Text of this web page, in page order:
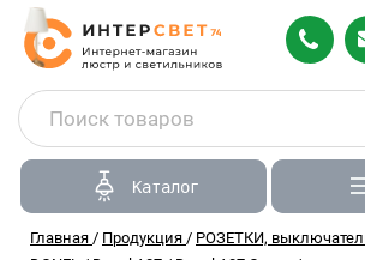
Каталог
Главная / Продукция / РОЗЕТКИ,